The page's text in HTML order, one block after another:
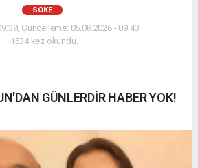
SÖKE
Güncelleme: 06.08.2026 - 09:40
1534 kez okundu.
GÜNLERDİR HABER YOK!